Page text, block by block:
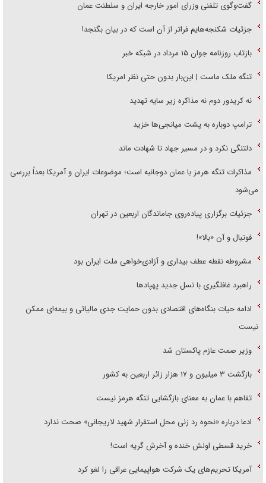
گفت‌وگوی تلفنی وزرای امور خارجه ایران و سلطنت عمان
جزئیات شکنجه‌هایم فراتر از آن است که در بیان بگنجد!
بازتاب روزنامه جوان ۱۵ مرداد در شبکه خبر
تنگه ملک ماست | این‌بار بدون حتی نظر امریکا
نه کریدور دوم نه مذاکره زیر سایه تهدید
ترامپ دوباره به پشت میانجی‌ها خزید
دلتنگی نکرد و در مسیر جهاد تا شهادت ماند
مذاکرات تنگه هرمز با عمان دوجانبه است؛ موضوعات ایران و آمریکا بعداً بررسی
می‌شود
جزئیات برگزاری پیاده‌روی جاماندگان اربعین در تهران
فوتبال و آن «بالا»!
مشروطه نقطه عطف بیداری و آزادی‌خواهی ملت ایران بود
راهبرد غافلگیری با نسل جدید پهپاد‌ها
ادامه حیات بنگاه‌های اقتصادی بدون حمایت جدی مالیاتی و بیمه‌ای ممکن
نیست
وزیر صمت عازم پاکستان شد
بازگشت ۳ میلیون و ۱۷ هزار زائر اربعین به کشور
تفاهم با عمان به معنای بازگشایی تنگه هرمز نیست
ادعا درباره «نحوه رد زنی محل استقرار شهید لاریجانی» صحت ندارد
خرید قسطی اولش خنده و آخرش گریه است!
آمریکا تحریم‌های یک شرکت هواپیمایی عراقی را لغو کرد